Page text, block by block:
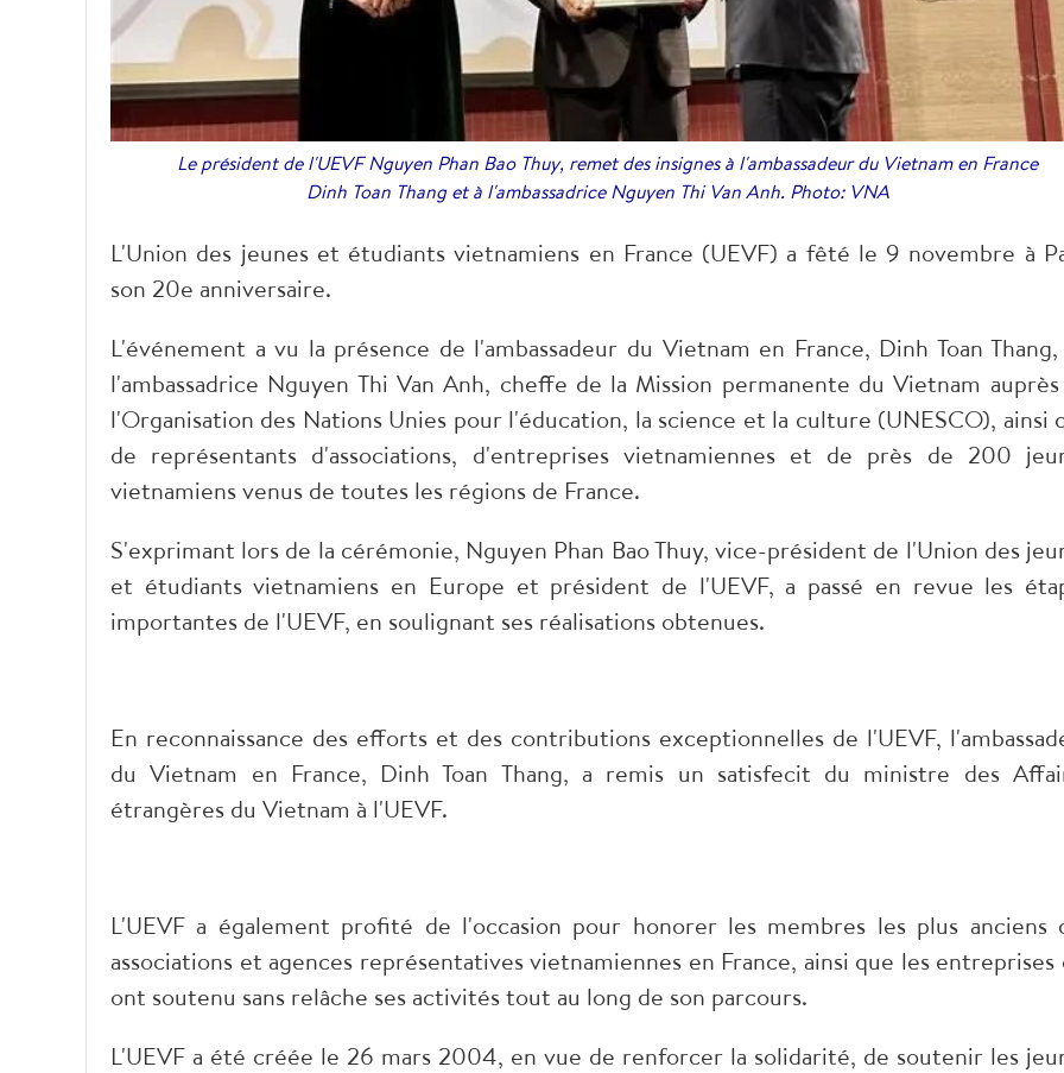
Le président de l'UEVF Nguyen Phan Bao Thuy, remet des insignes à l'ambassadeur du Vietnam en France
Dinh Toan Thang et à l'ambassadrice Nguyen Thi Van Anh. Photo: VNA
L'Union des jeunes et étudiants vietnamiens en France (UEVF) a fêté le 9 novembre à
son 20e anniversaire.
L'événement a vu la présence de l'ambassadeur du Vietnam en France, Dinh Toan
l'ambassadrice Nguyen Thi Van Anh, cheffe de la Mission permanente du Vietnam
l'Organisation des Nations Unies pour l'éducation, la science et la culture (UNESCO), ainsi
de représentants d'associations, d'entreprises vietnamiennes et de près de 200
vietnamiens venus de toutes les régions de France.
S'exprimant lors de la cérémonie, Nguyen Phan Bao Thuy, vice-président de l'Union des
et étudiants vietnamiens en Europe et président de l'UEVF, a passé en revue les
importantes de l'UEVF, en soulignant ses réalisations obtenues.
En reconnaissance des efforts et des contributions exceptionnelles de l'UEVF,
du Vietnam en France, Dinh Toan Thang, a remis un satisfecit du ministre des
étrangères du Vietnam à l'UEVF.
L'UEVF a également profité de l'occasion pour honorer les membres les plus anciens
associations et agences représentatives vietnamiennes en France, ainsi que les entreprises
ont soutenu sans relâche ses activités tout au long de son parcours.
L'UEVF a été créée le 26 mars 2004, en vue de renforcer la solidarité, de soutenir les